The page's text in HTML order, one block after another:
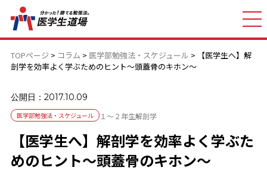
TOPページ > コラム > 医学部勉強法・スケジュール >
【医学生へ】解
剖学を効率よく学ぶためのヒント～頭蓋骨のキホン～
公開日：2017.10.09
医学部勉強法・スケジュール １～２年生解剖学
【医学生へ】解剖学を効率よく学ぶた
めのヒント～頭蓋骨のキホン～